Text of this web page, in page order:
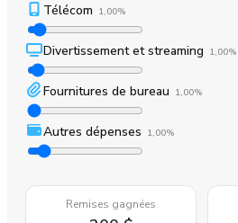
Télécom 1,00%
Divertissement et streaming 1,00%
Fournitures de bureau 1,00%
Autres dépenses 1,00%
Remises gagnées